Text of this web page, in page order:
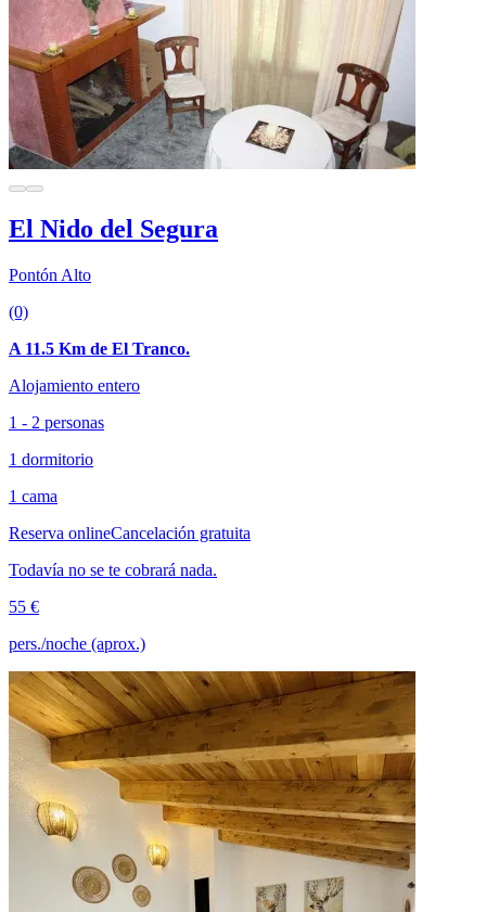
El Nido del Segura
Pontón Alto
(0)
A 11.5 Km de El Tranco.
Alojamiento entero
1 - 2 personas
1 dormitorio
1 cama
Reserva onlineCancelación gratuita
Todavía no se te cobrará nada.
55 €
pers./noche (aprox.)